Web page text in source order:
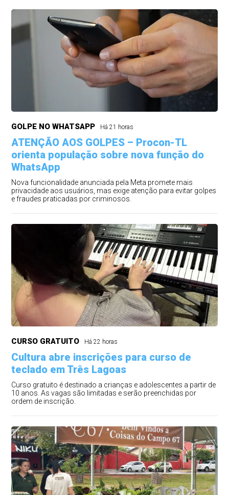
GOLPE NO WHATSAPP Há 21 horas
ATENÇÃO AOS GOLPES – Procon-TL
orienta população sobre nova função do
WhatsApp
Nova funcionalidade anunciada pela Meta promete mais
privacidade aos usuários, mas exige atenção para evitar golpes
e fraudes praticadas por criminosos.
CURSO GRATUITO Há 22 horas
Cultura abre inscrições para curso de
teclado em Três Lagoas
Curso gratuito é destinado a crianças e adolescentes a partir de
10 anos. As vagas são limitadas e serão preenchidas por
ordem de inscrição.